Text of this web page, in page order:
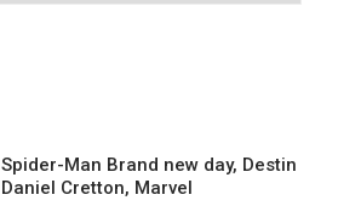
Spider-Man Brand new day, Destin
Daniel Cretton, Marvel